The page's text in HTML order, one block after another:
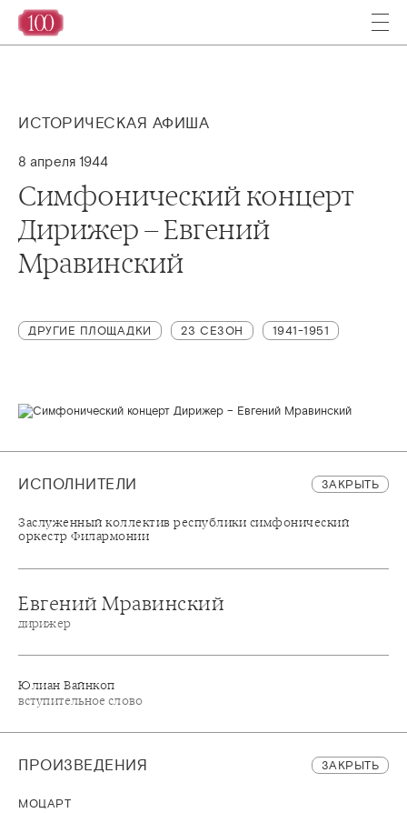
ИСТОРИЧЕСКАЯ АФИША
8 апреля 1944
Симфонический концерт
Дирижер – Евгений
Мравинский
ДРУГИЕ ПЛОЩАДКИ 23 СЕЗОН 1941-1951
ИСПОЛНИТЕЛИ ЗАКРЫТЬ
Заслуженный коллектив республики симфонический
оркестр Филармонии
Евгений Мравинский
дирижер
Юлиан Вайнкоп
вступительное слово
ПРОИЗВЕДЕНИЯ ЗАКРЫТЬ
МОЦАРТ